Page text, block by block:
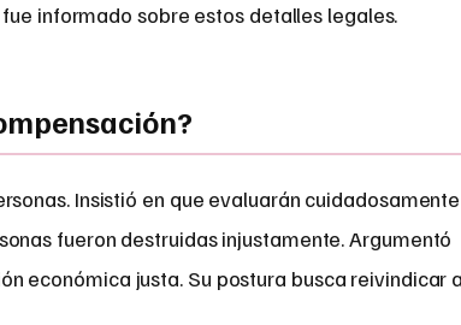
informado sobre estos detalles legales.
Insistió en que evaluarán cuidadosamente
fueron destruidas injustamente. Argumentó
económica justa. Su postura busca reivindicar